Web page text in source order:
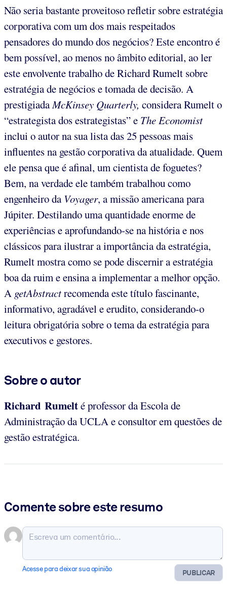
Não seria bastante proveitoso refletir sobre estratégia
corporativa com um dos mais respeitados
pensadores do mundo dos negócios? Este encontro é
bem possível, ao menos no âmbito editorial, ao ler
este envolvente trabalho de Richard Rumelt sobre
estratégia de negócios e tomada de decisão. A
prestigiadaMcKinsey Quarterly, considera Rumelt o
“estrategista dos estrategistas” e The Economist
inclui o autor na sua lista das 25 pessoas mais
influentes na gestão corporativa da atualidade. Quem
ele pensa que é afinal, um cientista de foguetes?
Bem, na verdade ele também trabalhou como
engenheiro daVoyager, a missão americana para
Júpiter. Destilando uma quantidade enorme de
experiências e aprofundando-se na história e nos
clássicos para ilustrar a importância da estratégia,
Rumelt mostra como se pode discernir a estratégia
boa da ruim e ensina a implementar a melhor opção.
A getAbstractrecomenda este título fascinante,
informativo, agradável e erudito, considerando-o
leitura obrigatória sobre o tema da estratégia para
executivos e gestores.
Sobre o autor
Richard Rumelté professor da Escola de
Administração da UCLA e consultor em questões de
gestão estratégica.
Comente sobre este resumo
PUBLICAR
Acesse para deixar sua opinião